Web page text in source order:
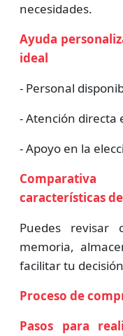
necesidades.
Ayuda
ideal
- Personal
- Atención directa
- Apoyo en la
características
Puedes revisar
memoria,
facilitar tu
Proceso de
Pasos para